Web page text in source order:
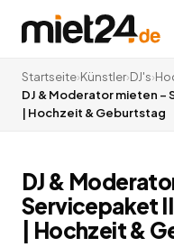
Startseite›Künstler›DJ's›
DJ & Moderator mieten –
| Hochzeit & Geburtstag
DJ &
Servicepaket
| Hochzeit &